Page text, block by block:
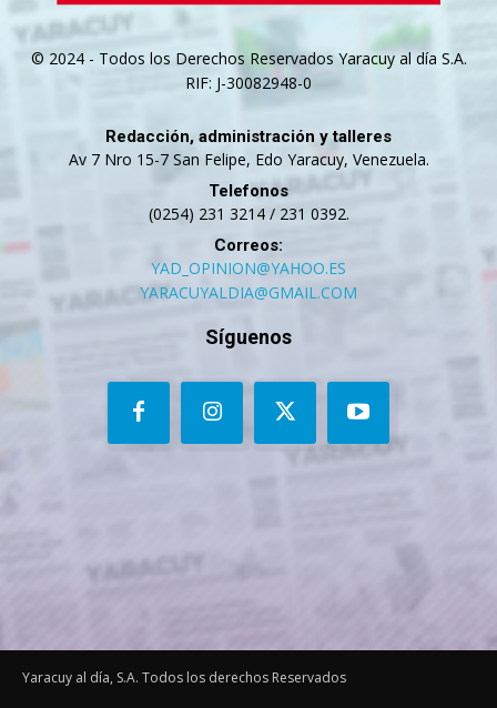
© 2024 - Todos los Derechos Reservados Yaracuy al día S.A.
RIF: J-30082948-0
Redacción, administración y talleres
Av 7 Nro 15-7 San Felipe, Edo Yaracuy, Venezuela.
Telefonos
(0254) 231 3214 / 231 0392.
Correos:
YAD_OPINION@YAHOO.ES
YARACUYALDIA@GMAIL.COM
Síguenos
Yaracuy al día, S.A. Todos los derechos Reservados